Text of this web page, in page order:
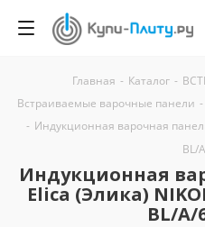
Главная - Каталог -
Встраиваемые варочные панели -
- Индукционная варочная
BL/
Индукционная
Elica (Элика)
BL/A/